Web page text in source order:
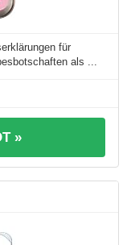
für
als ...
»